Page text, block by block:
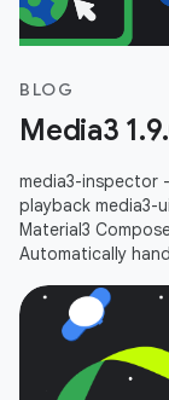
BLOG
Media3
media3-inspector
playback media3-
Material3
Automatically